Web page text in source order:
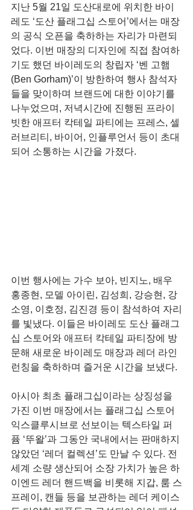
지난 5월 21일 도산대로에 위치한 바이
레도 ‘도산 플래그십 스토어’에서는 매장
의 공식 오픈을 축하하는 자리가 마련되
었다. 이번 매장의 디자인에 직접 참여하
기도 했던 바이레도의 창립자 ‘벤 고햄
(Ben Gorham)’이 방한하여 행사 참석자
들을 맞이하며 브랜드에 대한 이야기를
나누었으며, 저녁시간에 진행된 프라이
빗한 애프터 칵테일 파티에는 프레스, 셀
러브리티, 바이어, 인플루언서 등이 초대
되어 소통하는 시간을 가졌다.
이번 행사에는 가수 보아, 빈지노, 배우
홍종현, 모델 아이린, 김성희, 강승현, 강
소영, 이호정, 김진경 등이 참석하여 자리
를 빛냈다. 이들은 바이레도 도산 플래그
십 스토어와 애프터 칵테일 파티장에 방
문해 새로운 바이레도 매장과 레더 라인
런칭을 축하하며 즐거운 시간을 보냈다.
아시아 최초 플래그십이라는 상징성을
가진 이번 매장에서는 플래그십 스토어
익스클루시브로 선보이는 텍스타일 퍼
퓸 ‘뚜왈’과 그동안 국내에서는 판매하지
않았던 ‘레더 컬렉션’도 만날 수 있다. 전
세계 소량 생산되어 소장 가치가 높은 하
이엔드 레더 핸드백을 비롯해 지갑, 룸 스
프레이, 캔들 등을 보관하는 레더 케이스